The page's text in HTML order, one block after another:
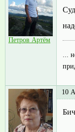
Петров Артём
...
10